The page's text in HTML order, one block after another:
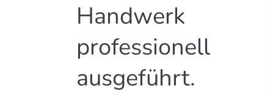
Handwerk
professionell
ausgeführt.